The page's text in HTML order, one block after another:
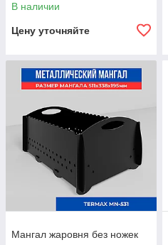
В наличии
Цену уточняйте
Мангал жаровня без ножек